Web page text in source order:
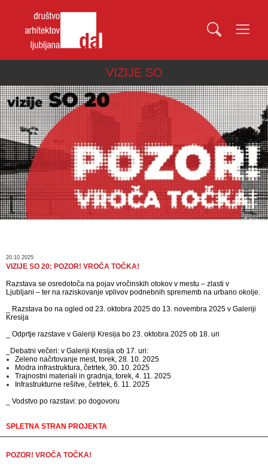
VIZIJE SO
20.10.2025
VIZIJE SO 20: POZOR! VROČA TOČKA!
Razstava se osredotoča na pojav vročinskih otokov v mestu – zlasti v
Ljubljani – ter na raziskovanje vplivov podnebnih sprememb na urbano okolje.
_ Razstava bo na ogled od 23. oktobra 2025 do 13. novembra 2025 v Galeriji
Kresija
_ Odprtje razstave v Galeriji Kresija bo 23. oktobra 2025 ob 18. uri
_Debatni večeri: v Galeriji Kresija ob 17. uri:
Zeleno načrtovanje mest, torek, 28. 10. 2025
Modra infrastruktura, četrtek, 30. 10. 2025
Trajnostni materiali in gradnja, torek, 4. 11. 2025
Infrastrukturne rešitve, četrtek, 6. 11. 2025
_ Vodstvo po razstavi: po dogovoru
SPLETNA STRAN PROJEKTA
POZOR! VROČA TOČKA!